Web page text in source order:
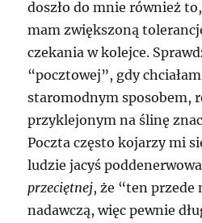
doszło do mnie również
mam zwiększoną
czekania w kolejce.
“pocztowej”, gdy
staromodnym sposobem,
przyklejonym na ślinę
Poczta często kojarzy mi
ludzie jacyś
przeciętnej, że “ten przede
nadawczą, więc pewnie